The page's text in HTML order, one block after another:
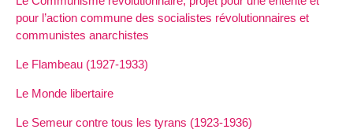
pour l’action commune des socialistes révolutionnaires et
communistes anarchistes
Le Flambeau (1927-1933)
Le Monde libertaire
Le Semeur contre tous les tyrans (1923-1936)